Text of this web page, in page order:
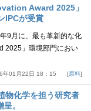
Award 2025」
IPCが受賞
9月に、最も革新的な化
2025」環境部門におい
年01月22日 18：15 原料
物化学を担う研究者
。